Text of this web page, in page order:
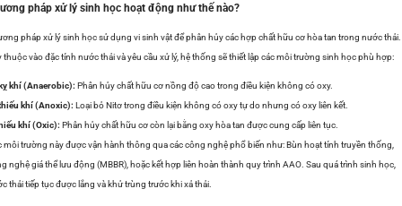
pháp xử lý sinh học hoạt động như thế nào?
pháp xử lý sinh học sử dụng vi sinh vật để phân hủy các hợp chất hữu cơ hòa tan trong nước thải.
thuộc vào đặc tính nước thải và yêu cầu xử lý, hệ thống sẽ thiết lập các môi trường sinh học phù hợp:
khí (Anaerobic): Phân hủy chất hữu cơ nồng độ cao trong điều kiện không có oxy.
khí (Anoxic): Loại bỏ Nitơ trong điều kiện không có oxy tự do nhưng có oxy liên kết.
khí (Oxic): Phân hủy chất hữu cơ còn lại bằng oxy hòa tan được cung cấp liên tục.
môi trường này được vận hành thông qua các công nghệ phổ biến như: Bùn hoạt tính truyền thống,
nghệ giá thể lưu động (MBBR), hoặc kết hợp liên hoàn thành quy trình AAO. Sau quá trình sinh học,
thải tiếp tục được lắng và khử trùng trước khi xả thải.